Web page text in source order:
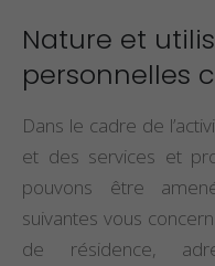
Nature et
personnelles
Dans le cadre de
et des services et
pouvons être
suivantes vous
de résidence,